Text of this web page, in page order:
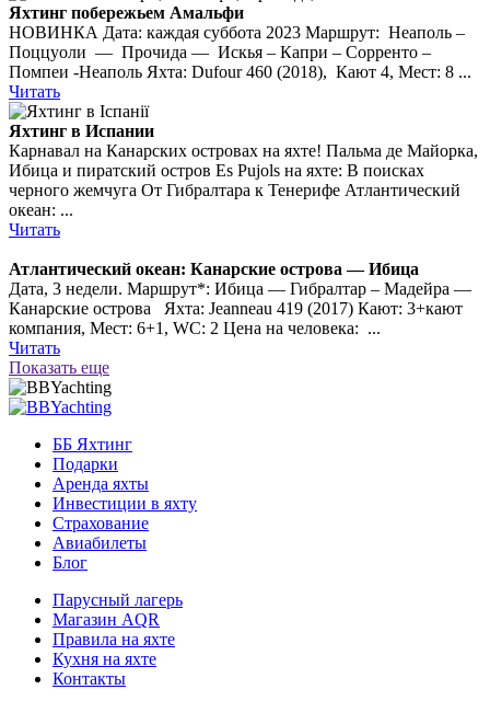
Яхтинг побережьем Амальфи
НОВИНКА Дата: каждая суббота 2023 Маршрут: Неаполь –
Поццуоли — Прочида — Искья – Капри – Сорренто –
Помпеи -Неаполь Яхта: Dufour 460 (2018), Кают 4, Мест: 8 ...
Читать
Яхтинг в Испании
Карнавал на Канарских островах на яхте! Пальма де Майорка,
Ибица и пиратский остров Es Pujols на яхте: В поисках
черного жемчуга От Гибралтара к Тенерифе Атлантический
океан: ...
Читать
Атлантический океан: Канарские острова — Ибица
Дата, 3 недели. Маршрут*: Ибица — Гибралтар – Мадейра —
Канарские острова Яхта: Jeanneau 419 (2017) Кают: 3+кают
компания, Мест: 6+1, WC: 2 Цена на человека: ...
Читать
Показать еще
ББ Яхтинг
Подарки
Аренда яхты
Инвестиции в яхту
Страхование
Авиабилеты
Блог
Парусный лагерь
Магазин AQR
Правила на яхте
Кухня на яхте
Контакты